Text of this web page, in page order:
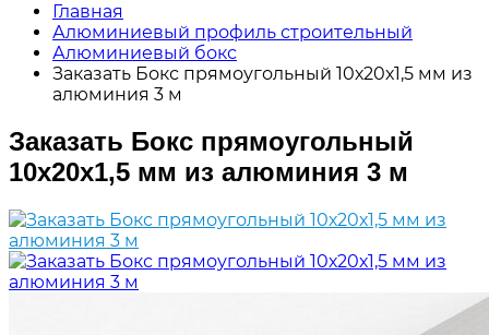
Главная
Алюминиевый профиль строительный
Алюминиевый бокс
Заказать Бокс прямоугольный 10х20х1,5 мм из
алюминия 3 м
Заказать Бокс прямоугольный
10х20х1,5 мм из алюминия 3 м